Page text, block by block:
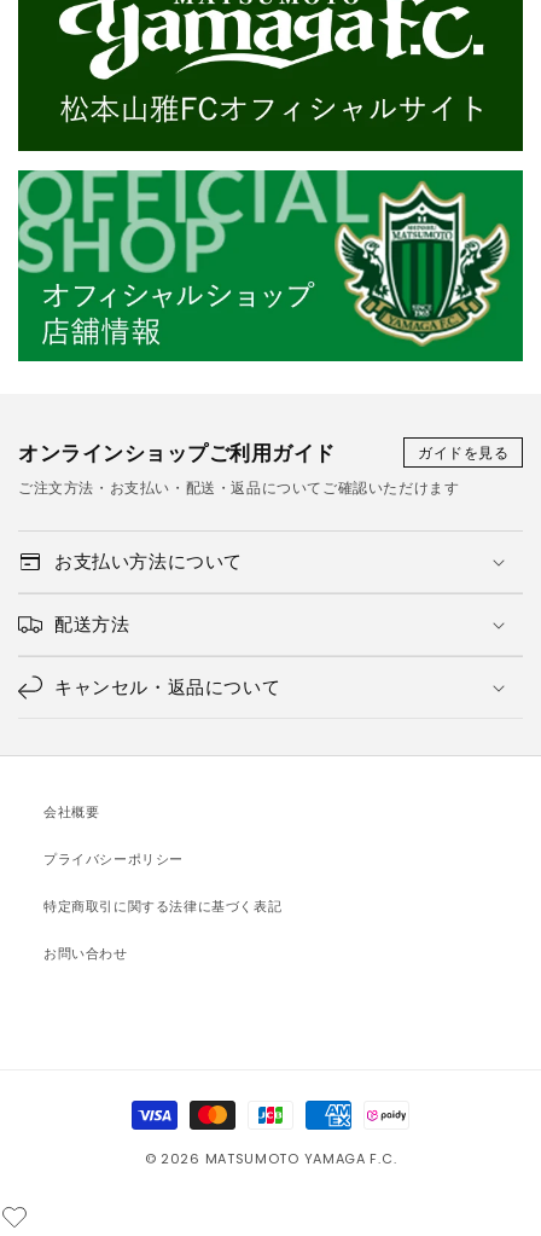
オンラインショップご利用ガイド
ガイドを見る
ご注文方法・お支払い・配送・返品についてご確認いただけます
お支払い方法について
配送方法
キャンセル・返品について
会社概要
プライバシーポリシー
特定商取引に関する法律に基づく表記
お問い合わせ
決
済
© 2026 MATSUMOTO YAMAGA F.C.